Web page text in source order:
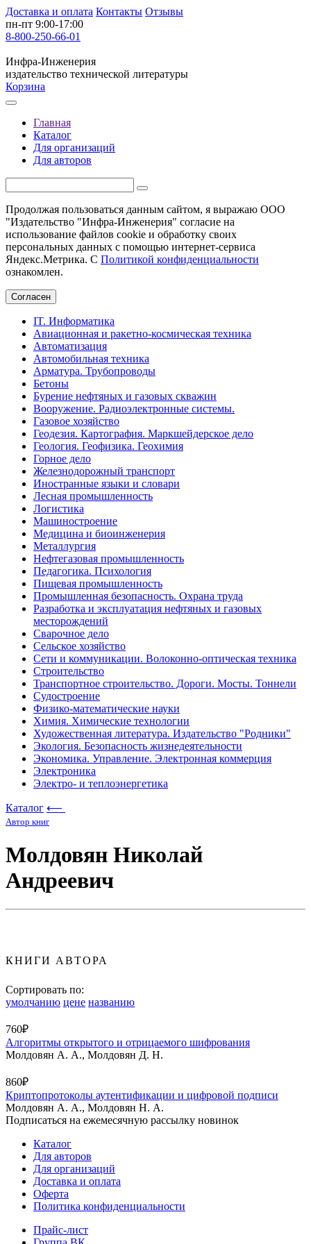
Доставка и оплата Контакты Отзывы
пн-пт 9:00-17:00
8-800-250-66-01
Инфра-Инженерия
издательство технической литературы
Корзина
Главная
Каталог
Для организаций
Для авторов
Продолжая пользоваться данным сайтом, я выражаю ООО
"Издательство "Инфра-Инженерия" согласие на
использование файлов cookie и обработку своих
персональных данных с помощью интернет-сервиса
Яндекс.Метрика. С Политикой конфиденциальности
ознакомлен.
Согласен
IT. Информатика
Авиационная и ракетно-космическая техника
Автоматизация
Автомобильная техника
Арматура. Трубопроводы
Бетоны
Бурение нефтяных и газовых скважин
Вооружение. Радиоэлектронные системы.
Газовое хозяйство
Геодезия. Картография. Маркшейдерское дело
Геология. Геофизика. Геохимия
Горное дело
Железнодорожный транспорт
Иностранные языки и словари
Лесная промышленность
Логистика
Машиностроение
Медицина и биоинженерия
Металлургия
Нефтегазовая промышленность
Педагогика. Психология
Пищевая промышленность
Промышленная безопасность. Охрана труда
Разработка и эксплуатация нефтяных и газовых
месторождений
Сварочное дело
Сельское хозяйство
Сети и коммуникации. Волоконно-оптическая техника
Строительство
Транспортное строительство. Дороги. Мосты. Тоннели
Судостроение
Физико-математические науки
Химия. Химические технологии
Художественная литература. Издательство "Родники"
Экология. Безопасность жизнедеятельности
Экономика. Управление. Электронная коммерция
Электроника
Электро- и теплоэнергетика
Каталог ⟵
Автор книг
Молдовян Николай
Андреевич
КНИГИ АВТОРА
Сортировать по:
умолчанию цене названию
760₽
Алгоритмы открытого и отрицаемого шифрования
Молдовян А. А., Молдовян Д. Н.
860₽
Криптопротоколы аутентификации и цифровой подписи
Молдовян А. А., Молдовян Н. А.
Подписаться на ежемесячную рассылку новинок
Каталог
Для авторов
Для организаций
Доставка и оплата
Оферта
Политика конфиденциальности
Прайс-лист